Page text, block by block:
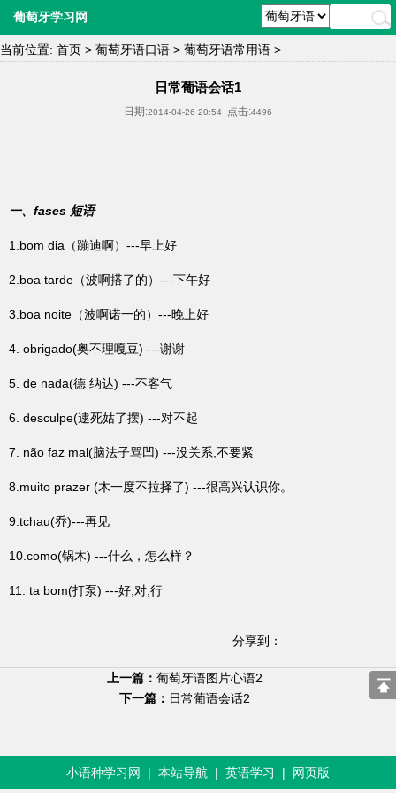
葡萄牙学习网
当前位置: 首页 > 葡萄牙语口语 > 葡萄牙语常用语 >
日常葡语会话1
日期:2014-04-26 20:54 点击:4496
一、 fases 短语
1.bom dia（蹦迪啊）---早上好
2.boa tarde（波啊搭了的）---下午好
3.boa noite（波啊诺一的）---晚上好
4. obrigado(奥不理嘎豆) ---谢谢
5. de nada(德 纳达) ---不客气
6. desculpe(逮死姑了摆) ---对不起
7. não faz mal(脑法子骂凹) ---没关系,不要紧
8.muito prazer (木一度不拉择了) ---很高兴认识你。
9.tchau(乔)---再见
10.como(锅木) ---什么，怎么样？
11. ta bom(打泵) ---好,对,行
分享到：
上一篇： 葡萄牙语图片心语2
下一篇： 日常葡语会话2
小语种学习网 | 本站导航 | 英语学习 | 网页版